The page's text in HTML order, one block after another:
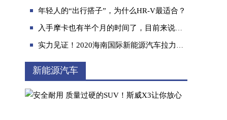
年轻人的“出行搭子”，为什么HR-V最适合？
入手摩卡也有半个月的时间了，目前来说很满意！
实力见证！2020海南国际新能源汽车拉力赛大蚂蚁一展雄风
新能源汽车